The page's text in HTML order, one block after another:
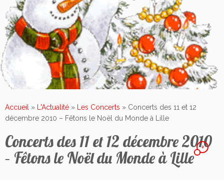
contenu
Accueil » L'Actualité » Les Concerts » Concerts des 11 et 12
décembre 2010 – Fêtons le Noël du Monde à Lille
Concerts des 11 et 12 décembre 2010
– Fêtons le Noël du Monde à Lille
4